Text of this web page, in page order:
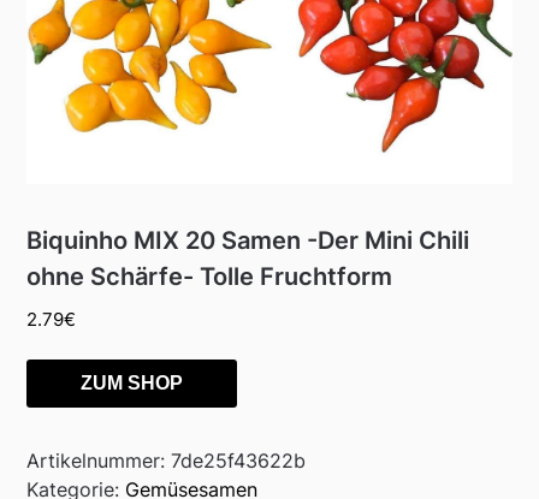
Biquinho MIX 20 Samen -Der Mini Chili
ohne Schärfe- Tolle Fruchtform
2.79€
ZUM SHOP
Artikelnummer:7de25f43622b
Kategorie: Gemüsesamen